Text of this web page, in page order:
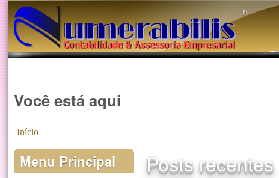
®️
Você está aqui
Início
Posts recentes
Menu Principal